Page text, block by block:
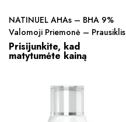
NATINUEL AHAs – BHA 9%
Valomoji Priemonė – Prausiklis
Prisijunkite, kad
matytumėte kainą